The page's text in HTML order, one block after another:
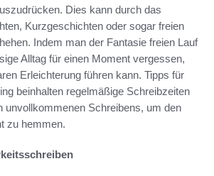
Dies kann durch das
Kurzgeschichten oder sogar freien
Indem man der Fantasie freien Lauf
Alltag für einen Moment vergessen,
Erleichterung führen kann. Tipps für
beinhalten regelmäßige Schreibzeiten
unvollkommenen Schreibens, um den
zu hemmen.